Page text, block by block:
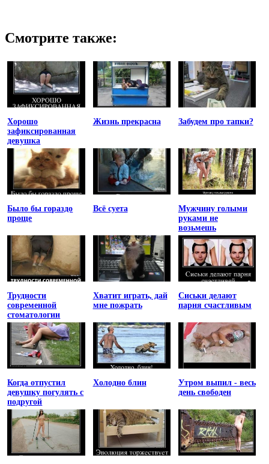
Смотрите также:
Хорошо
зафиксированная
девушка
Жизнь прекрасна Забудем про тапки?
Было бы гораздо
проще
Всё суета
Мужчину голыми
руками не
возьмешь
Трудности
современной
стоматологии
Хватит играть, дай
мне пожрать
Сиськи делают
парня счастливым
Когда отпустил
девушку погулять с
подругой
Холодно блин
Утром выпил - весь
день свободен